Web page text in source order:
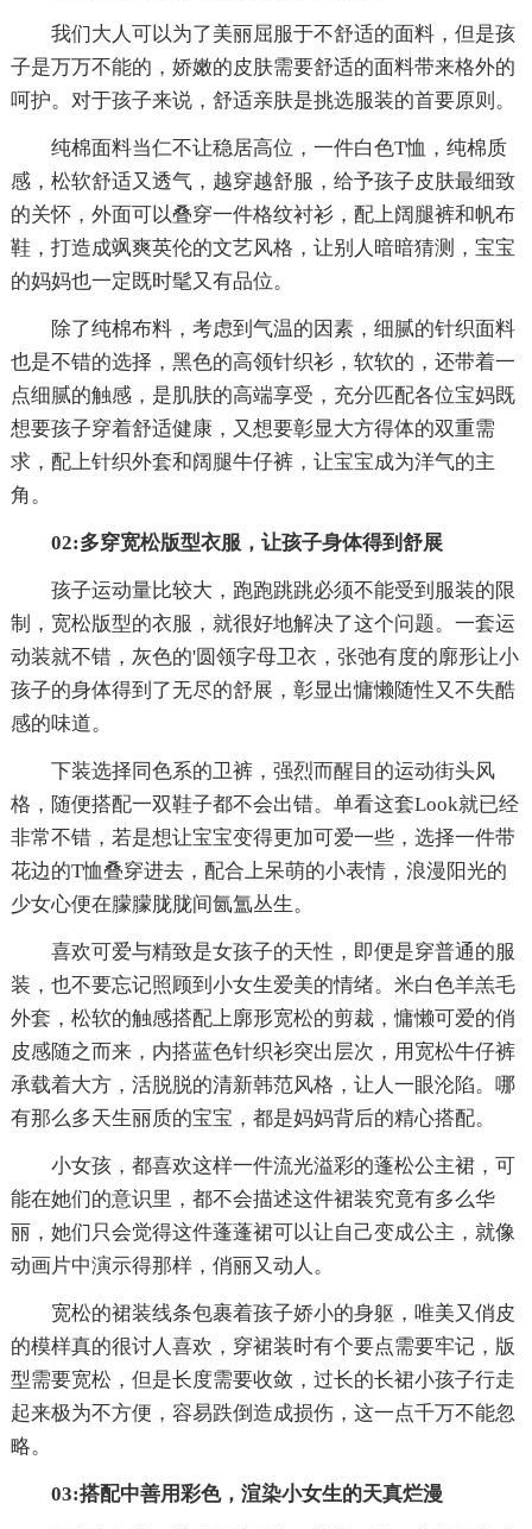
我们大人可以为了美丽屈服于不舒适的面料，但是孩
子是万万不能的，娇嫩的皮肤需要舒适的面料带来格外的
呵护。对于孩子来说，舒适亲肤是挑选服装的首要原则。
纯棉面料当仁不让稳居高位，一件白色T恤，纯棉质
感，松软舒适又透气，越穿越舒服，给予孩子皮肤最细致
的关怀，外面可以叠穿一件格纹衬衫，配上阔腿裤和帆布
鞋，打造成飒爽英伦的文艺风格，让别人暗暗猜测，宝宝
的妈妈也一定既时髦又有品位。
除了纯棉布料，考虑到气温的因素，细腻的针织面料
也是不错的选择，黑色的高领针织衫，软软的，还带着一
点细腻的触感，是肌肤的高端享受，充分匹配各位宝妈既
想要孩子穿着舒适健康，又想要彰显大方得体的双重需
求，配上针织外套和阔腿牛仔裤，让宝宝成为洋气的主
角。
02:多穿宽松版型衣服，让孩子身体得到舒展
孩子运动量比较大，跑跑跳跳必须不能受到服装的限
制，宽松版型的衣服，就很好地解决了这个问题。一套运
动装就不错，灰色的'圆领字母卫衣，张弛有度的廓形让小
孩子的身体得到了无尽的舒展，彰显出慵懒随性又不失酷
感的味道。
下装选择同色系的卫裤，强烈而醒目的运动街头风
格，随便搭配一双鞋子都不会出错。单看这套Look就已经
非常不错，若是想让宝宝变得更加可爱一些，选择一件带
花边的T恤叠穿进去，配合上呆萌的小表情，浪漫阳光的
少女心便在朦朦胧胧间氤氲丛生。
喜欢可爱与精致是女孩子的天性，即便是穿普通的服
装，也不要忘记照顾到小女生爱美的情绪。米白色羊羔毛
外套，松软的触感搭配上廓形宽松的剪裁，慵懒可爱的俏
皮感随之而来，内搭蓝色针织衫突出层次，用宽松牛仔裤
承载着大方，活脱脱的清新韩范风格，让人一眼沦陷。哪
有那么多天生丽质的宝宝，都是妈妈背后的精心搭配。
小女孩，都喜欢这样一件流光溢彩的蓬松公主裙，可
能在她们的意识里，都不会描述这件裙装究竟有多么华
丽，她们只会觉得这件蓬蓬裙可以让自己变成公主，就像
动画片中演示得那样，俏丽又动人。
宽松的裙装线条包裹着孩子娇小的身躯，唯美又俏皮
的模样真的很讨人喜欢，穿裙装时有个要点需要牢记，版
型需要宽松，但是长度需要收敛，过长的长裙小孩子行走
起来极为不方便，容易跌倒造成损伤，这一点千万不能忽
略。
03:搭配中善用彩色，渲染小女生的天真烂漫